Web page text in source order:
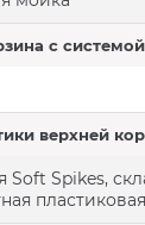
с
верхней
Soft Spikes,